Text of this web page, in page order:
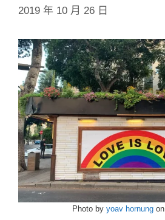
2019 年 10 月 26 日
Photo by yoav hornung on